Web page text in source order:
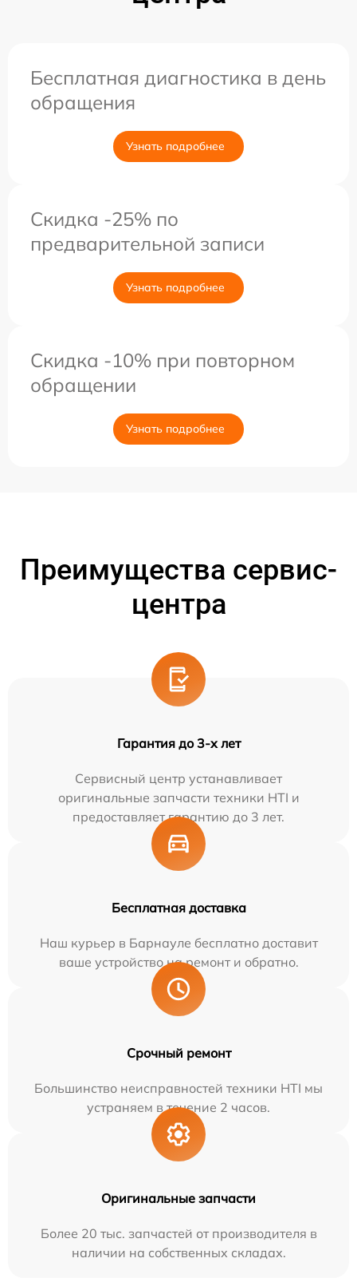
Бесплатная диагностика в день
обращения
Узнать подробнее
Скидка -25% по
предварительной записи
Узнать подробнее
Скидка -10% при повторном
обращении
Узнать подробнее
Преимущества сервис-
центра
Гарантия до 3-х лет
Сервисный центр устанавливает
оригинальные запчасти техники HTI и
предоставляет гарантию до 3 лет.
Бесплатная доставка
Наш курьер в Барнауле бесплатно доставит
ваше устройство на ремонт и обратно.
Срочный ремонт
Большинство неисправностей техники HTI мы
устраняем в течение 2 часов.
Оригинальные запчасти
Более 20 тыс. запчастей от производителя в
наличии на собственных складах.